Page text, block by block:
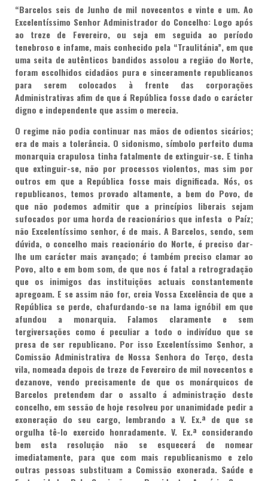
“Barcelos seis de Junho de mil novecentos e vinte e um. Ao
Excelentíssimo Senhor Administrador do Concelho: Logo após
ao treze de Fevereiro, ou seja em seguida ao período
tenebroso e infame, mais conhecido pela “Traulitánia”, em que
uma seita de autênticos bandidos assolou a região do Norte,
foram escolhidos cidadãos pura e sinceramente republicanos
para serem colocados à frente das corporações
Administrativas afim de que á República fosse dado o carácter
digno e independente que assim o merecia.
O regime não podia continuar nas mãos de odientos sicários;
era de mais a tolerância. O sidonismo, símbolo perfeito duma
monarquia crapulosa tinha fatalmente de extinguir-se. E tinha
que extinguir-se, não por processos violentos, mas sim por
outros em que a República fosse mais dignificada. Nós, os
republicanos, temos provado altamente, a bem do Povo, de
que não podemos admitir que a princípios liberais sejam
sufocados por uma horda de reacionários que infesta o Paíz;
não Excelentíssimo senhor, é de mais. A Barcelos, sendo, sem
dúvida, o concelho mais reacionário do Norte, é preciso dar-
lhe um carácter mais avançado; é também preciso clamar ao
Povo, alto e em bom som, de que nos é fatal a retrogradação
que os inimigos das instituições actuais constantemente
apregoam. E se assim não for, creia Vossa Excelência de que a
República se perde, chafurdando-se na lama ignóbil em que
afundou a monarquia. Falamos claramente e sem
tergiversações como é peculiar a todo o indivíduo que se
presa de ser republicano. Por isso Excelentíssimo Senhor, a
Comissão Administrativa de Nossa Senhora do Terço, desta
vila, nomeada depois de treze de Fevereiro de mil novecentos e
dezanove, vendo precisamente de que os monárquicos de
Barcelos pretendem dar o assalto á administração deste
concelho, em sessão de hoje resolveu por unanimidade pedir a
exoneração do seu cargo, lembrando a V. Ex.ª de que se
orgulha tê-lo exercido honradamente. V. Ex.ª considerando
bem esta resolução não se esquecerá de nomear
imediatamente, para que com mais republicanismo e zelo
outras pessoas substituam a Comissão exonerada. Saúde e